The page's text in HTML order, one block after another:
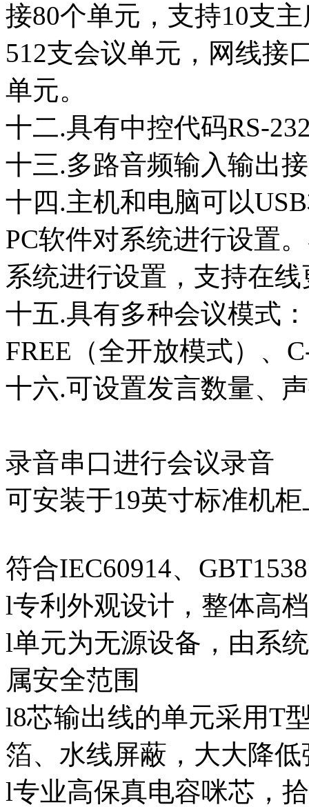
接80个单元，支持10支
512支会议单元，网线接
单元。
十二.具有中控代码RS-
十三.多路音频输入输出
十四.主机和电脑可以
PC软件对系统进行设置
系统进行设置，支持在
十五.具有多种会议模式
FREE（全开放模式）、
十六.可设置发言数量、
录音串口进
可安装于19英寸标准机
符合IEC60914、
l专利外观设计，整体高
l单元为无源设备，由系
属安全范围
l8芯输出线的单元采用T
箔、水线屏蔽，大大降
l专业高保真电容咪芯，